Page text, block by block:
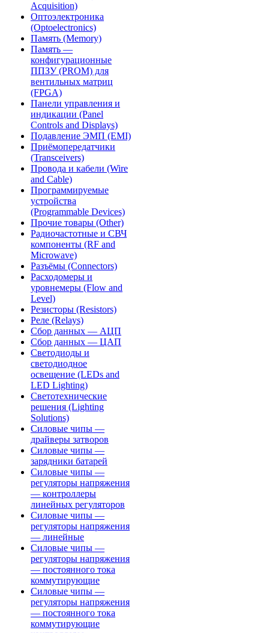
Acquisition)
Оптоэлектроника
(Optoelectronics)
Память (Memory)
Память —
конфигурационные
ППЗУ (PROM) для
вентильных матриц
(FPGA)
Панели управления и
индикации (Panel
Controls and Displays)
Подавление ЭМП (EMI)
Приёмопередатчики
(Transceivers)
Провода и кабели (Wire
and Cable)
Программируемые
устройства
(Programmable Devices)
Прочие товары (Other)
Радиочастотные и СВЧ
компоненты (RF and
Microwave)
Разъёмы (Connectors)
Расходомеры и
уровнемеры (Flow and
Level)
Резисторы (Resistors)
Реле (Relays)
Сбор данных — АЦП
Сбор данных — ЦАП
Светодиоды и
светодиодное
освещение (LEDs and
LED Lighting)
Светотехнические
решения (Lighting
Solutions)
Силовые чипы —
драйверы затворов
Силовые чипы —
зарядники батарей
Силовые чипы —
регуляторы напряжения
— контроллеры
линейных регуляторов
Силовые чипы —
регуляторы напряжения
— линейные
Силовые чипы —
регуляторы напряжения
— постоянного тока
коммутирующие
Силовые чипы —
регуляторы напряжения
— постоянного тока
коммутирующие